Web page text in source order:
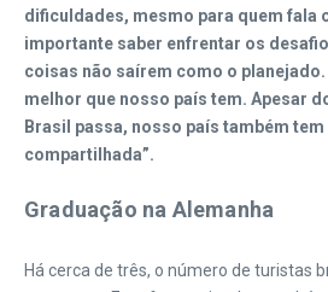
dificuldades, mesmo para quem fala
importante saber enfrentar os
coisas não saírem como o
melhor que nosso país tem. Apesar
Brasil passa, nosso país também
compartilhada”.
Graduação na Alemanha
Há cerca de três, o número de turistas